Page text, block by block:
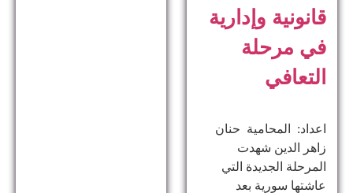
قانونية وإدارية
في مرحلة
التعافي
اعداد: المحامية حنان
زاهر الدين ​شهدت
المرحلة الجديدة التي
عاشتها سورية بعد